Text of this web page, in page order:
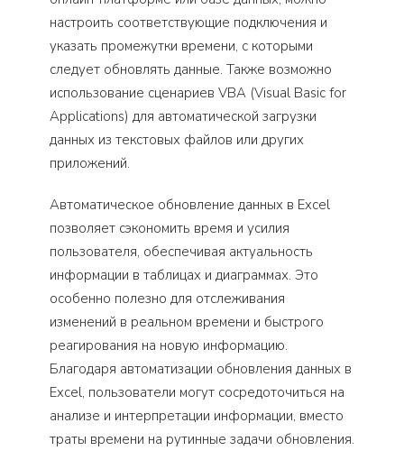
настроить соответствующие подключения и
указать промежутки времени, с которыми
следует обновлять данные. Также возможно
использование сценариев VBA (Visual Basic for
Applications) для автоматической загрузки
данных из текстовых файлов или других
приложений.
Автоматическое обновление данных в Excel
позволяет сэкономить время и усилия
пользователя, обеспечивая актуальность
информации в таблицах и диаграммах. Это
особенно полезно для отслеживания
изменений в реальном времени и быстрого
реагирования на новую информацию.
Благодаря автоматизации обновления данных в
Excel, пользователи могут сосредоточиться на
анализе и интерпретации информации, вместо
траты времени на рутинные задачи обновления.